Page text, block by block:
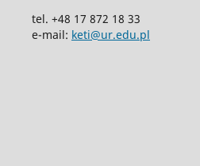
tel. +48 17 872 18 33
e-mail: keti@ur.edu.pl